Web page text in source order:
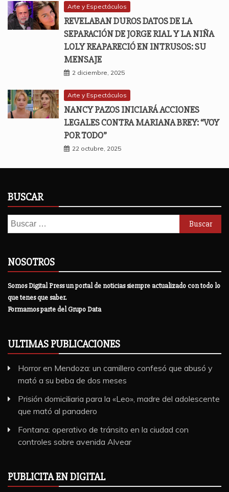
Arte y Espectáculos
REVELABAN DUROS DATOS DE LA
SEPARACIÓN DE JORGE RIAL Y LA NIÑA
LOLY REAPARECIÓ EN INTRUSOS: SU
MENSAJE
2 diciembre, 2025
Arte y Espectáculos
NANCY PAZOS INICIARÁ ACCIONES
LEGALES CONTRA MARIANA BREY: “VOY
POR TODO”
22 octubre, 2025
BUSCAR
Buscar:
NOSOTROS
Somos Digital Press un portal de noticias siempre actualizado con todo lo
que tenes que saber.
Formamos parte del Grupo Data
ULTIMAS PUBLICACIONES
Horror en Mendoza: un camillero confesó que abusó y
mató a su beba de dos meses
Prisión domiciliaria para la «Leo», madre del adolescente
que mató al panadero
Fontana: operativo de tránsito en la ciudad con
controles sobre avenida Alvear
PUBLICITA EN DIGITAL